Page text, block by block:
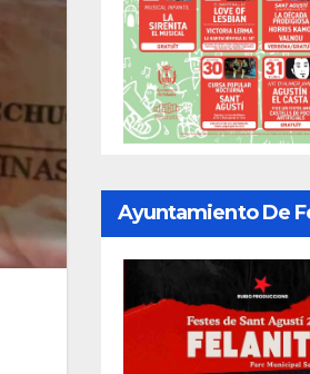
Ayuntamiento De